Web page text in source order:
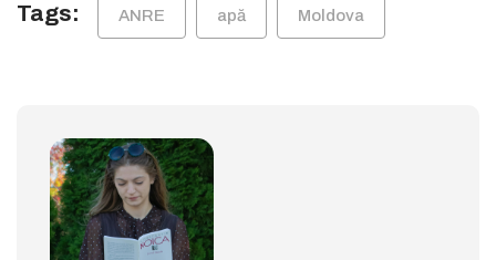
Tags: ANRE apă Moldova